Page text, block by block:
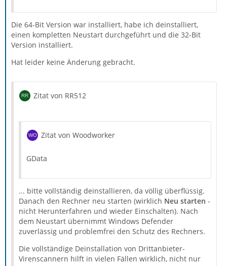
Die 64-Bit Version war installiert, habe ich deinstalliert,
einen kompletten Neustart durchgeführt und die 32-Bit
Version installiert.
Hat leider keine Änderung gebracht.
Zitat von RR512
Zitat von Woodworker
GData
... bitte vollständig deinstallieren, da völlig überflüssig.
Danach den Rechner neu starten (wirklich Neu starten -
nicht Herunterfahren und wieder Einschalten). Nach
dem Neustart übernimmt Windows Defender
zuverlässig und problemfrei den Schutz des Rechners.
Die vollständige Deinstallation von Drittanbieter-
Virenscannern hilft in vielen Fällen wirklich, nicht nur